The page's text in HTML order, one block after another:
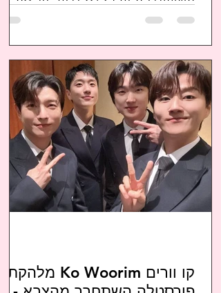
לאחר שמילאו את שירותם הצבאי.
ביטיאס השתחררו...
קו וורים Ko Woorim מלהקת